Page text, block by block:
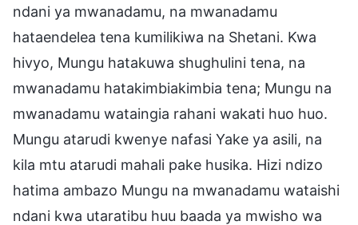
ndani ya mwanadamu, na mwanadamu
hataendelea tena kumilikiwa na Shetani. Kwa
hivyo, Mungu hatakuwa shughulini tena, na
mwanadamu hatakimbiakimbia tena; Mungu na
mwanadamu wataingia rahani wakati huo huo.
Mungu atarudi kwenye nafasi Yake ya asili, na
kila mtu atarudi mahali pake husika. Hizi ndizo
hatima ambazo Mungu na mwanadamu wataishi
ndani kwa utaratibu huu baada ya mwisho wa